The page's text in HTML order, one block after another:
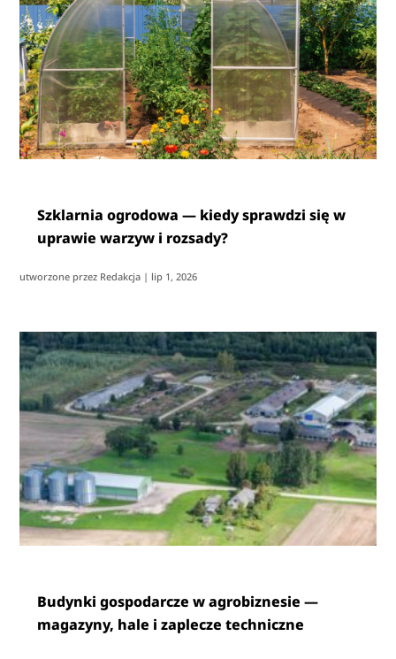
Szklarnia ogrodowa — kiedy sprawdzi się w
uprawie warzyw i rozsady?
utworzone przez Redakcja | lip 1, 2026
Budynki gospodarcze w agrobiznesie —
magazyny, hale i zaplecze techniczne